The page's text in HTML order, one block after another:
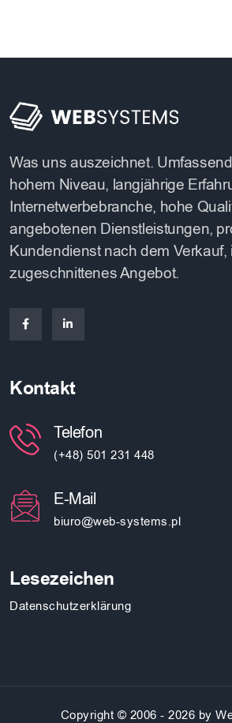
Was uns auszeichnet.
hohem Niveau, langjährige
Internetwerbebranche, hohe
angebotenen Dienstleistungen,
Kundendienst nach dem Verkauf,
zugeschnittenes Angebot.
Kontakt
Telefon
(+48) 501 231 448
E-Mail
biuro@web-systems.pl
Lesezeichen
Datenschutzerklärung
Copyright © 2006 - 2026 by